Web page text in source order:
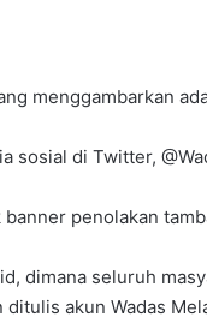
menggambarkan
sosial di Twitter,
penolakan
dimana seluruh
akun Wadas